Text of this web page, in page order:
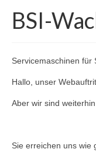
BSI-
Servicemaschinen für
Hallo, unser
Aber wir sind
Sie erreichen uns wie